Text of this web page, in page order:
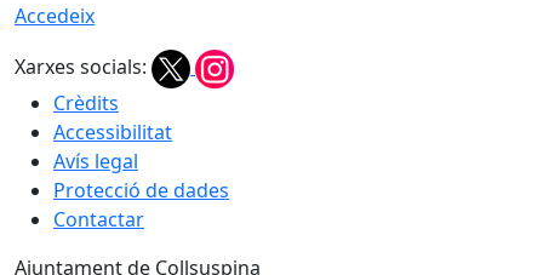
Accedeix
Xarxes socials:
Crèdits
Accessibilitat
Avís legal
Protecció de dades
Contactar
Ajuntament de Collsuspina